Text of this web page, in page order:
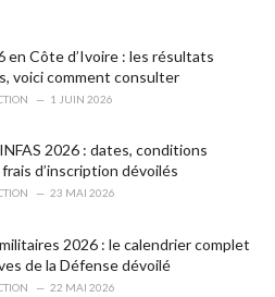
en Côte d’Ivoire : les résultats
voici comment consulter
1 JUIN 2026
2026 : dates, conditions
frais d’inscription dévoilés
23 MAI 2026
2026 : le calendrier complet
de la Défense dévoilé
22 MAI 2026